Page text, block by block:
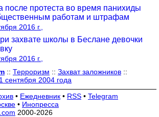
после протеста во время панихиды
работам и штрафам
2016 г.,
захвате школы в Беслане девочки
2016 г.,
:: Терроризм :: Захват заложников ::
сентября 2004 года
• Ежедневник • RSS • Telegram
• Инопресса
2000-2026